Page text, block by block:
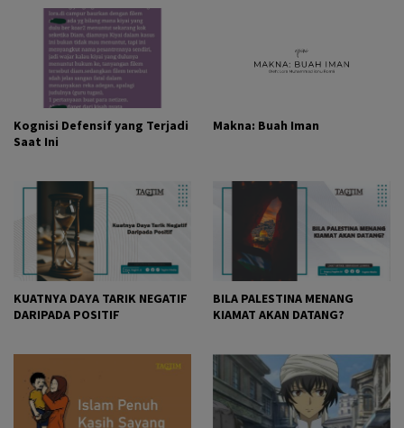
Kognisi Defensif yang Terjadi
Saat Ini
Makna: Buah Iman
KUATNYA DAYA TARIK NEGATIF
DARIPADA POSITIF
BILA PALESTINA MENANG
KIAMAT AKAN DATANG?